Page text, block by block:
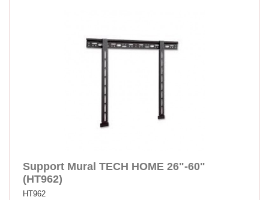
Support Mural TECH HOME 26"-60"
(HT962)
HT962